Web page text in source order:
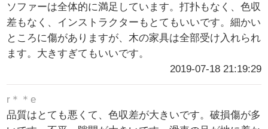
ソファーは全体的に満足しています。打扑もなく、色収
差もなく、インストラクターもとてもいいです。細かい
ところに傷がありますが、木の家具は全部受け入れられ
ます。大きすぎてもいいです。
2019-07-18 21:19:29
r＊＊e
品質はとても悪くて、色収差が大きいです。破損傷が多